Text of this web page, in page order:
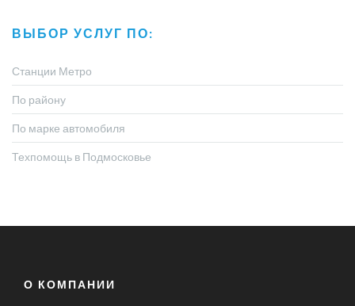
ВЫБОР УСЛУГ ПО:
Станции Метро
По району
По марке автомобиля
Техпомощь в Подмосковье
О КОМПАНИИ